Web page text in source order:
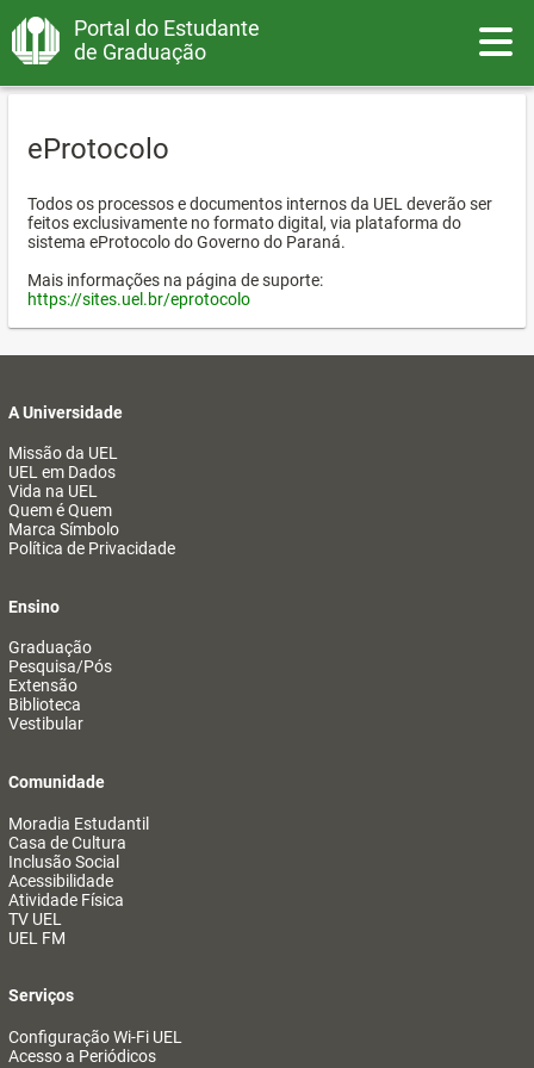
Portal do Estudante
de Graduação
eProtocolo
Todos os processos e documentos internos da UEL deverão ser
feitos exclusivamente no formato digital, via plataforma do
sistema eProtocolo do Governo do Paraná.
Mais informações na página de suporte:
https://sites.uel.br/eprotocolo
A Universidade
Missão da UEL
UEL em Dados
Vida na UEL
Quem é Quem
Marca Símbolo
Política de Privacidade
Ensino
Graduação
Pesquisa/Pós
Extensão
Biblioteca
Vestibular
Comunidade
Moradia Estudantil
Casa de Cultura
Inclusão Social
Acessibilidade
Atividade Física
TV UEL
UEL FM
Serviços
Configuração Wi-Fi UEL
Acesso a Periódicos